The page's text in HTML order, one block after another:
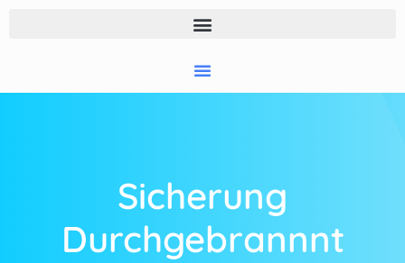
Sicherung
Durchgebrannnt